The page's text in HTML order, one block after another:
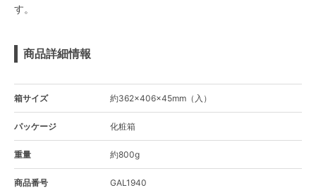
す。
商品詳細情報
箱サイズ 約362×406×45mm（入）
パッケージ 化粧箱
重量 約800g
商品番号 GAL1940